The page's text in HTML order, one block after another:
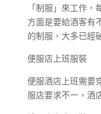
「制服」來工作
方面是要給酒客有
的制服，大多已經
便服店上班服裝
便服酒店上班需要
服店要求不一，酒